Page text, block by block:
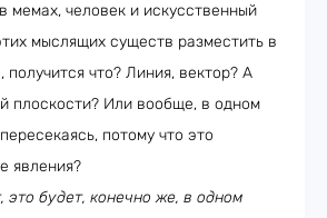
мемах, человек и искусственный
мыслящих существ разместить в
получится что? Линия, вектор? А
плоскости? Или вообще, в одном
потому что это
явления?
это будет, конечно же, в одном